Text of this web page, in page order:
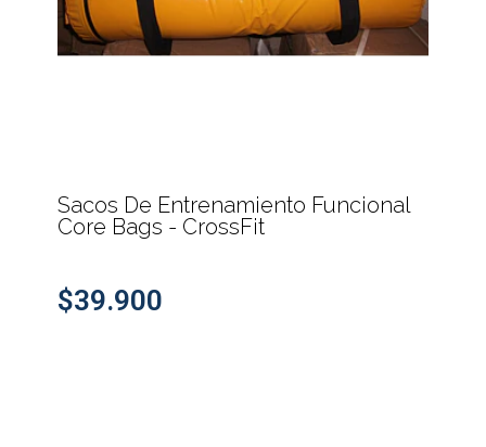
Sacos De Entrenamiento Funcional
Core Bags - CrossFit
$39.900